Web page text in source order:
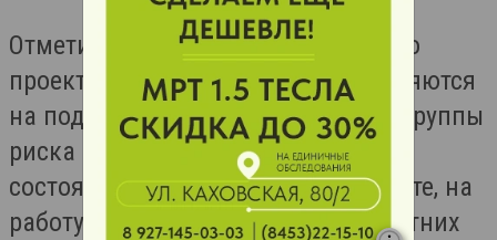
Отметим, что в рамках социального
проекта средства бизнеса направляются
на поддержку детей и подростков группы
риска в возрасте от 7 до 18 лет,
состоящих на внутришкольном учете, на
работу с семьями несовершеннолетних